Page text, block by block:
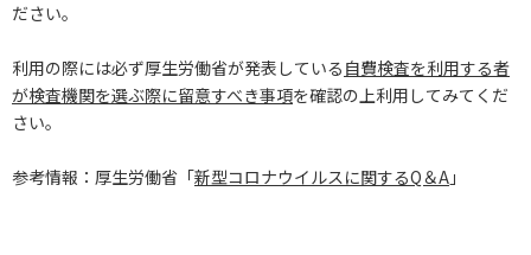
ださい。
利用の際には必ず厚生労働省が発表している 自費検査を利用する者
が検査機関を選ぶ際に留意すべき事項を確認の上利用してみてくだ
さい。
参考情報：厚生労働省「新型コロナウイルスに関するQ＆A 」